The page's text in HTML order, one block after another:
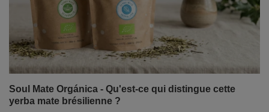
Soul Mate Orgánica - Qu'est-ce qui distingue cette
yerba mate brésilienne ?